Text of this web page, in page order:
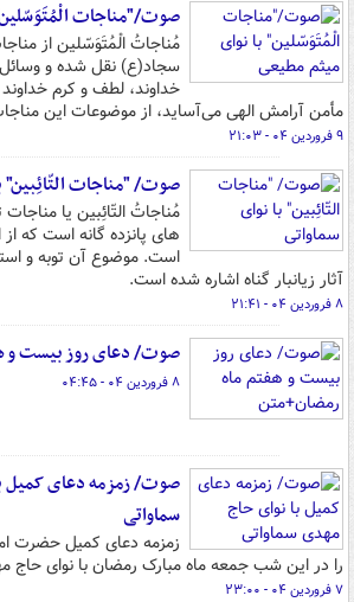
صوت/"مناجات
مُناجاتُ الْمُتَوَسّلین از
سجاد(ع) نقل شده و
خداوند، لطف و کرم خداوند
مأمن آرامش الهی می‌آساید، از موضوعات این
۹ فروردین ۰۴ - ۲۱:۰۳
صوت/ "مناجات التّائِبین"
مُناجاتُ التّائِبین یا
های پانزده گانه است که
است. موضوع آن توبه و
آثار زیانبار گناه اشاره شده است.
۸ فروردین ۰۴ - ۲۱:۴۱
صوت/ دعای روز بیست و
۸ فروردین ۰۴ - ۰۴:۴۵
صوت/ زمزمه دعای کمیل
سماواتی
زمزمه دعای کمیل حضرت
را در این شب جمعه ماه مبارک رمضان با نوای حاج
۷ فروردین ۰۴ - ۲۳:۰۰